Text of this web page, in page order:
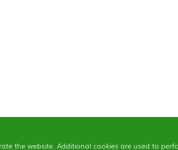
the website. Additional cookies are used to